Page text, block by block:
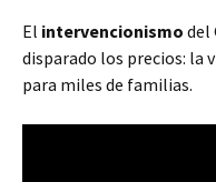
El intervencionismo del
disparado los precios: la
para miles de familias.